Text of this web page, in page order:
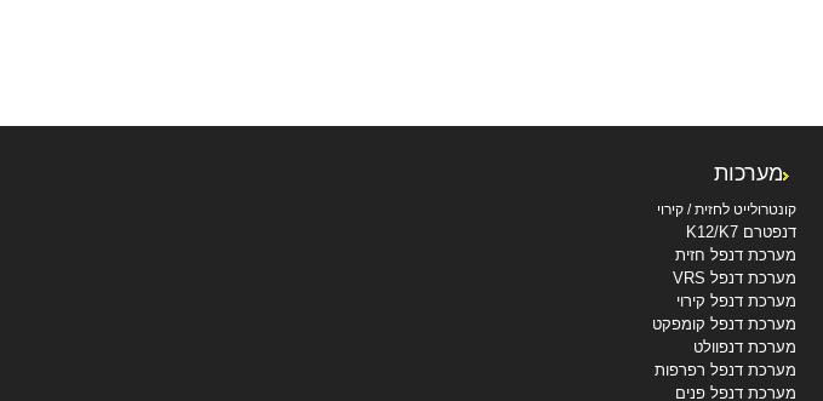
מערכות
קונטרולייט לחזית / קירוי
דנפטרם K12/K7
מערכת דנפל חזית
מערכת דנפל VRS
מערכת דנפל קירוי
מערכת דנפל קומפקט
מערכת דנפוולט
מערכת דנפל רפרפות
מערכת דנפל פנים